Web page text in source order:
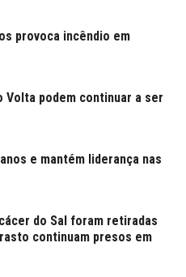
provoca incêndio em
Volta podem continuar a ser
e mantém liderança nas
do Sal foram retiradas
continuam presos em